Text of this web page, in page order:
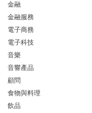
金融
金融服務
電子商務
電子科技
音樂
音響產品
顧問
食物與料理
飲品